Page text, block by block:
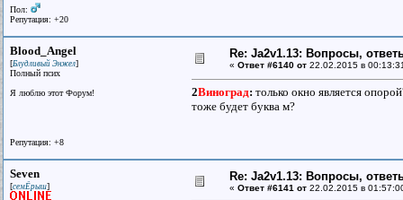
Пол:
Репутация: +20
Blood_Angel
[Блудливый Энжел]
Полный псих
Я люблю этот Форум!
Репутация: +8
Re: Ja2v1.13: Вопросы,
« Ответ #6140 от 22.02.2015 в
2Виноград: только окно является
тоже будет буква м?
Seven
[семЁрыш]
Re: Ja2v1.13: Вопросы,
« Ответ #6141 от 22.02.2015 в